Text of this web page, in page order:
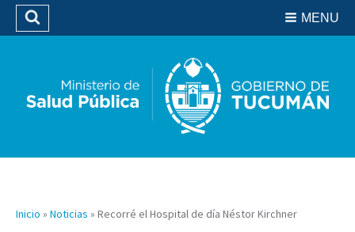
Biblioteca
MENU
Buscar
Inicio » Noticias » Recorré el Hospital de día Néstor Kirchner